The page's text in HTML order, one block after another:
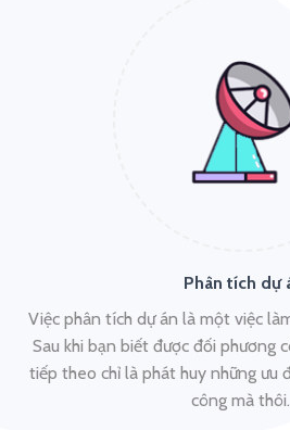
Phân tích dự
Việc phân tích dự án là một việc
Sau khi bạn biết được đối phương
tiếp theo chỉ là phát huy những ưu
công mà